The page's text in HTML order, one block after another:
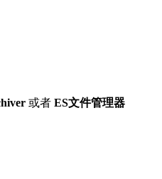
或者 ES文件管理器